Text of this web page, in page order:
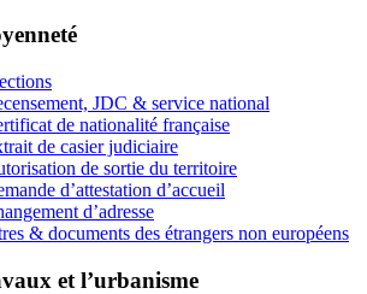
JDC & service national
de nationalité française
de casier judiciaire
de sortie du territoire
d’attestation d’accueil
d’adresse
& documents des étrangers non européens
et l’urbanisme